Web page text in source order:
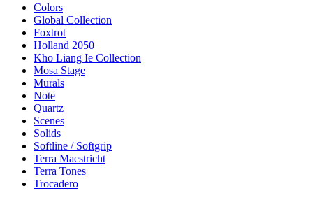
Colors
Global Collection
Foxtrot
Holland 2050
Kho Liang Ie Collection
Mosa Stage
Murals
Note
Quartz
Scenes
Solids
Softline / Softgrip
Terra Maestricht
Terra Tones
Trocadero